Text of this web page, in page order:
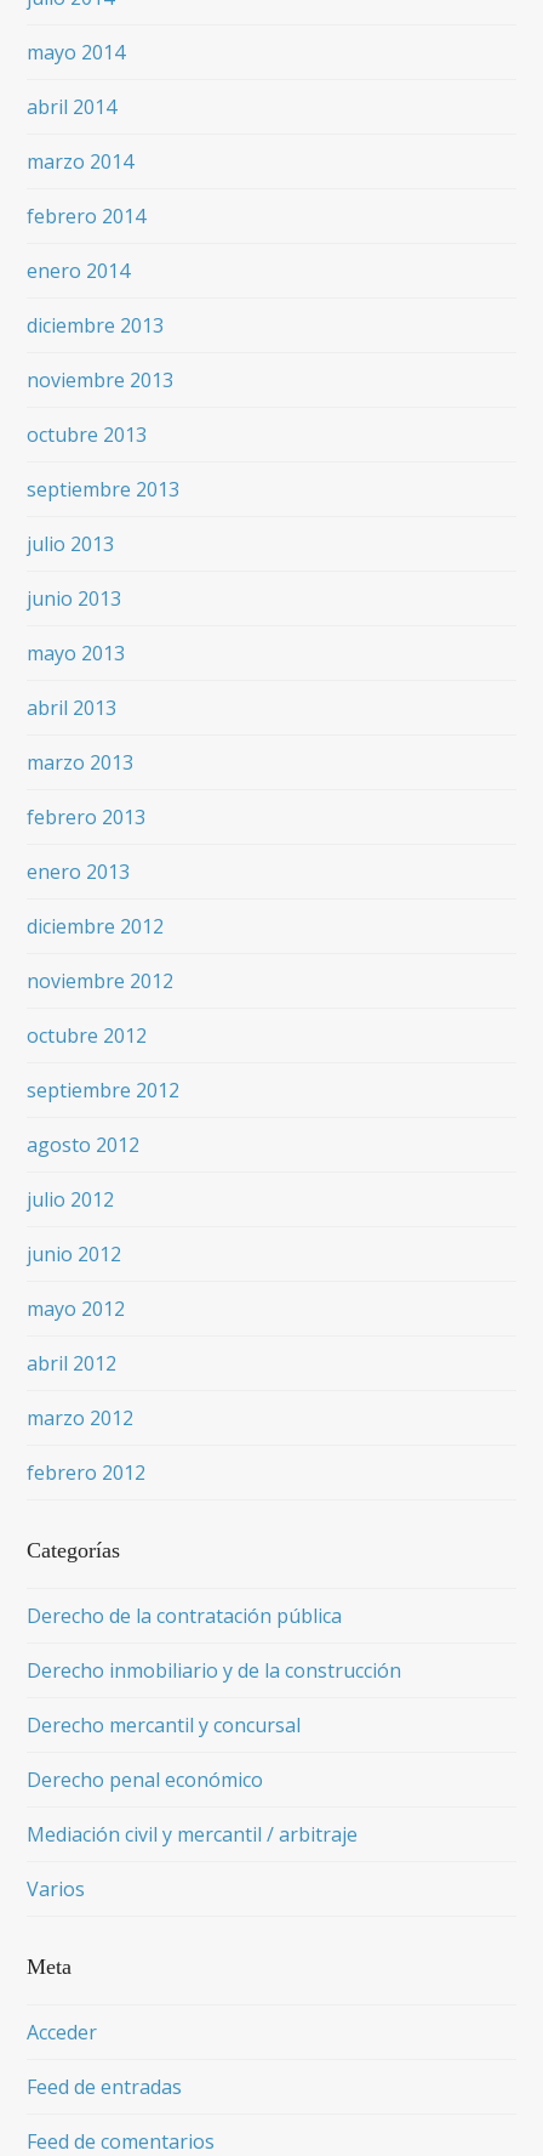
mayo 2014
abril 2014
marzo 2014
febrero 2014
enero 2014
diciembre 2013
noviembre 2013
octubre 2013
septiembre 2013
julio 2013
junio 2013
mayo 2013
abril 2013
marzo 2013
febrero 2013
enero 2013
diciembre 2012
noviembre 2012
octubre 2012
septiembre 2012
agosto 2012
julio 2012
junio 2012
mayo 2012
abril 2012
marzo 2012
febrero 2012
Categorías
Derecho de la contratación pública
Derecho inmobiliario y de la construcción
Derecho mercantil y concursal
Derecho penal económico
Mediación civil y mercantil / arbitraje
Varios
Meta
Acceder
Feed de entradas
Feed de comentarios